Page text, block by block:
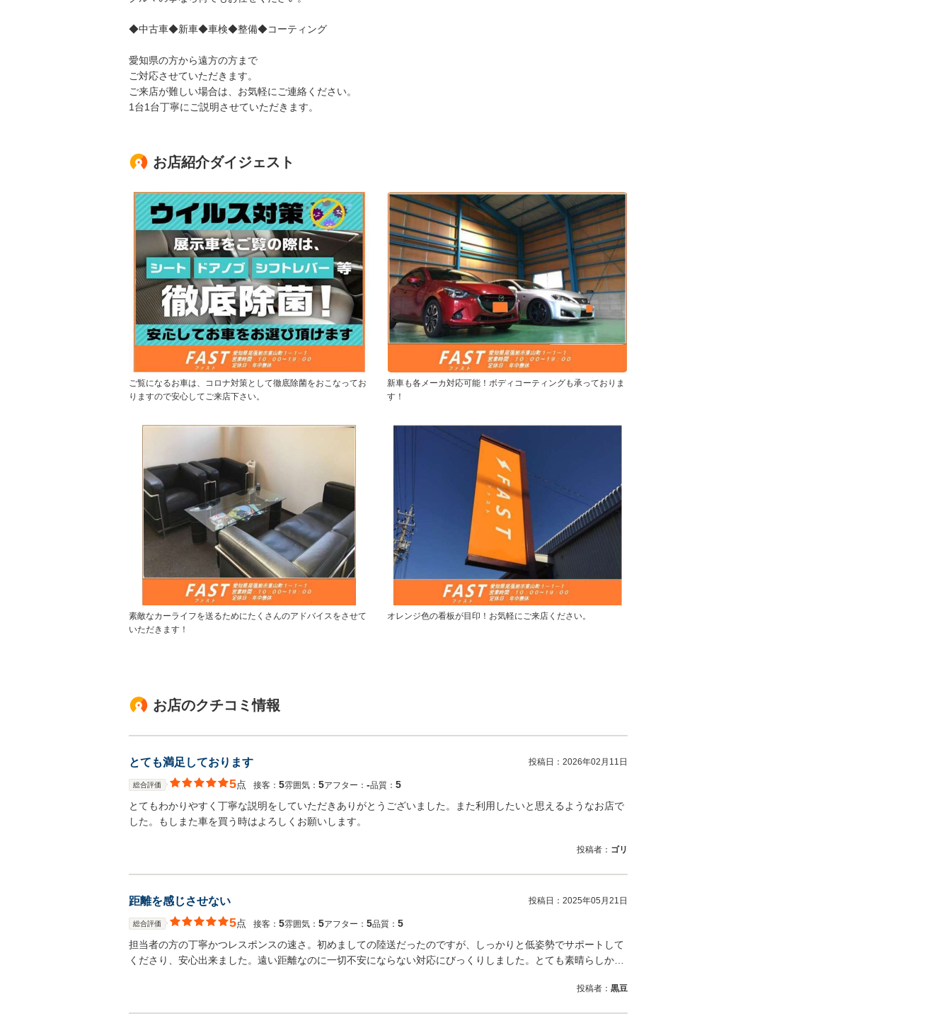
◆中古車◆新車◆車検◆整備◆コーティング
愛知県の方から遠方の方まで
ご対応させていただきます。
ご来店が難しい場合は、お気軽にご連絡ください。
1台1台丁寧にご説明させていただきます。
お店紹介ダイジェスト
ご覧になるお車は、コロナ対策として徹底除菌をおこなってお
りますので安心してご来店下さい。
新車も各メーカ対応可能！ボディコーティングも承っておりま
す！
素敵なカーライフを送るためにたくさんのアドバイスをさせて
いただきます！
オレンジ色の看板が目印！お気軽にご来店ください。
お店のクチコミ情報
とても満足しております 投稿日： 2026年02月11日
総合評価 5点 接客： 5雰囲気： 5アフター： ‐品質： 5
とてもわかりやすく丁寧な説明をしていただきありがとうございました。また利用したいと思えるようなお店で
した。もしまた車を買う時はよろしくお願いします。
投稿者： ゴリ
距離を感じさせない 投稿日： 2025年05月21日
総合評価 5点 接客： 5雰囲気： 5アフター： 5品質： 5
担当者の方の丁寧かつレスポンスの速さ。初めましての陸送だったのですが、しっかりと低姿勢でサポートして
くださり、安心出来ました。遠い距離なのに一切不安にならない対応にびっくりしました。とても素晴らしか…
投稿者： 黒豆